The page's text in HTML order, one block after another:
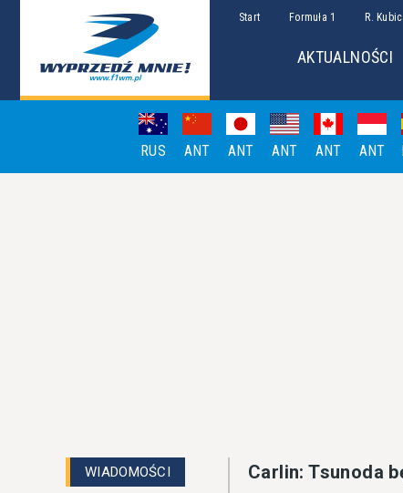
Start Formuła 1 R.
AKTUALNOŚCI
RUS ANT ANT ANT ANT ANT
WIADOMOŚCI Carlin: Tsunoda